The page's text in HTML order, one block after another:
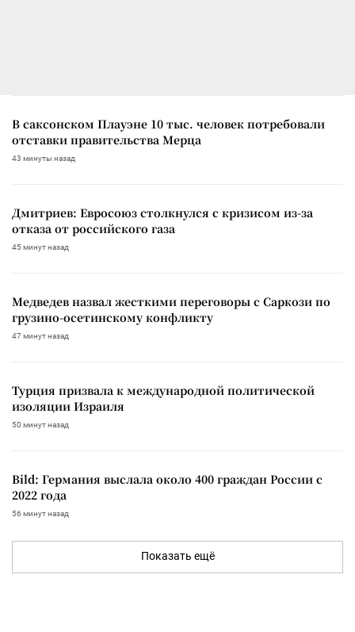
В саксонском Плауэне 10 тыс. человек потребовали
отставки правительства Мерца
43 минуты назад
Дмитриев: Евросоюз столкнулся с кризисом из-за
отказа от российского газа
45 минут назад
Медведев назвал жесткими переговоры с Саркози по
грузино-осетинскому конфликту
47 минут назад
Турция призвала к международной политической
изоляции Израиля
50 минут назад
Bild: Германия выслала около 400 граждан России с
2022 года
56 минут назад
Показать ещё